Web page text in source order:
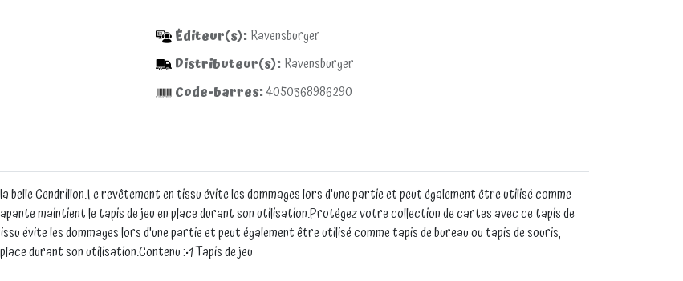
Éditeur(s):Ravensburger
Distributeur(s):Ravensburger
Code-barres:4050368986290
Cendrillon.Le revêtement en tissu évite les dommages lors d'une partie et peut également être utilisé comme
maintient le tapis de jeu en place durant son utilisation.Protégez votre collection de cartes avec ce tapis de
évite les dommages lors d'une partie et peut également être utilisé comme tapis de bureau ou tapis de souris,
durant son utilisation.Contenu :•1 Tapis de jeu